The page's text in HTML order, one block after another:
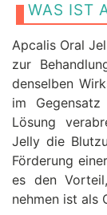
WAS IST
Apcalis Oral
zur
denselben
im
Lösung
Jelly die
Förderung
es den
nehmen ist als